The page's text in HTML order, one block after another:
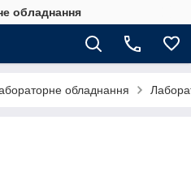
обладнання
обладнання